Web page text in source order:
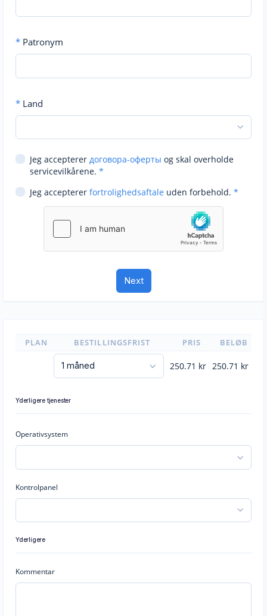
* Patronym
* Land
Jeg accepterer договора-оферты og skal overholde
servicevilkårene. *
Jeg accepterer fortrolighedsaftale uden forbehold. *
PLAN BESTILLINGSFRIST PRIS BELØB
250.71 kr 250.71 kr
Yderligere tjenester
Operativsystem
Kontrolpanel
Yderligere
Kommentar